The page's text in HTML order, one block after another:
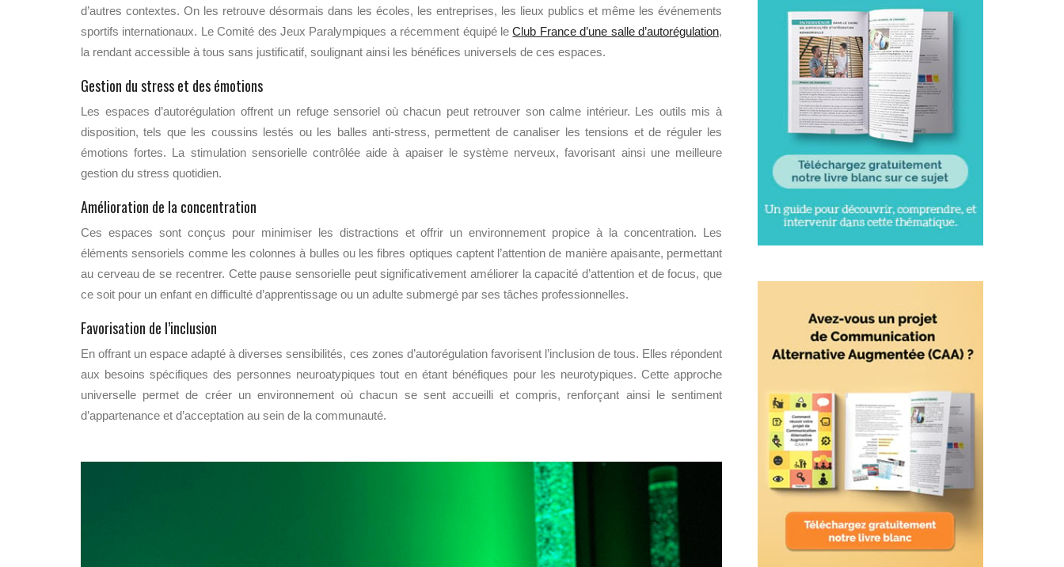
d’autres contextes. On les retrouve désormais dans les écoles, les entreprises, les lieux publics et même les événements
sportifs internationaux. Le Comité des Jeux Paralympiques a récemment équipé leClub France d’une salle d’autorégulation,
la rendant accessible à tous sans justificatif, soulignant ainsi les bénéfices universels de ces espaces.
Gestion du stress et des émotions
Les espaces d’autorégulation offrent un refuge sensoriel où chacun peut retrouver son calme intérieur. Les outils mis à
disposition, tels que les coussins lestés ou les balles anti-stress, permettent de canaliser les tensions et de réguler les
émotions fortes. La stimulation sensorielle contrôlée aide à apaiser le système nerveux, favorisant ainsi une meilleure
gestion du stress quotidien.
Amélioration de la concentration
Ces espaces sont conçus pour minimiser les distractions et offrir un environnement propice à la concentration. Les
éléments sensoriels comme les colonnes à bulles ou les fibres optiques captent l’attention de manière apaisante, permettant
au cerveau de se recentrer. Cette pause sensorielle peut significativement améliorer la capacité d’attention et de focus, que
ce soit pour un enfant en difficulté d’apprentissage ou un adulte submergé par ses tâches professionnelles.
Favorisation de l’inclusion
En offrant un espace adapté à diverses sensibilités, ces zones d’autorégulation favorisent l’inclusion de tous. Elles répondent
aux besoins spécifiques des personnes neuroatypiques tout en étant bénéfiques pour les neurotypiques. Cette approche
universelle permet de créer un environnement où chacun se sent accueilli et compris, renforçant ainsi le sentiment
d’appartenance et d’acceptation au sein de la communauté.